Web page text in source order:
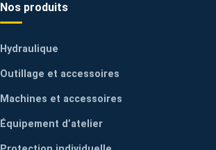
Nos produits
Hydraulique
Outillage et accessoires
Machines et accessoires
Équipement d’atelier